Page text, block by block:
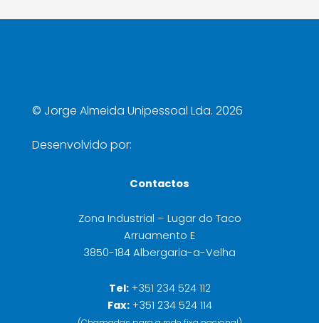
© Jorge Almeida Unipessoal Lda. 2026
Desenvolvido por:
Contactos
Zona Industrial – Lugar do Taco
Arruamento E
3850-184 Albergaria-a-Velha
Tel: +351 234 524 112
Fax:+351 234 524 114